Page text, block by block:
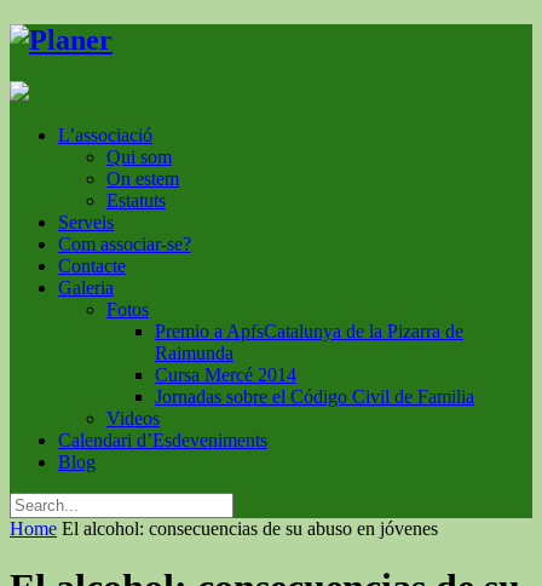
L’associació
Qui som
On estem
Estatuts
Serveis
Com associar-se?
Contacte
Galeria
Fotos
Premio a ApfsCatalunya de la Pizarra de
Raimunda
Cursa Mercé 2014
Jornadas sobre el Código Civil de Familia
Videos
Calendari d’Esdeveniments
Blog
Home El alcohol: consecuencias de su abuso en jóvenes